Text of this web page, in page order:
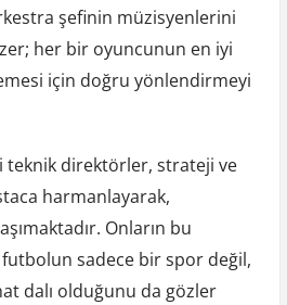
şefinin müzisyenlerini
her bir oyuncunun en iyi
için doğru yönlendirmeyi
teknik direktörler, strateji ve
harmanlayarak,
Onların bu
sadece bir spor değil,
dalı olduğunu da gözler